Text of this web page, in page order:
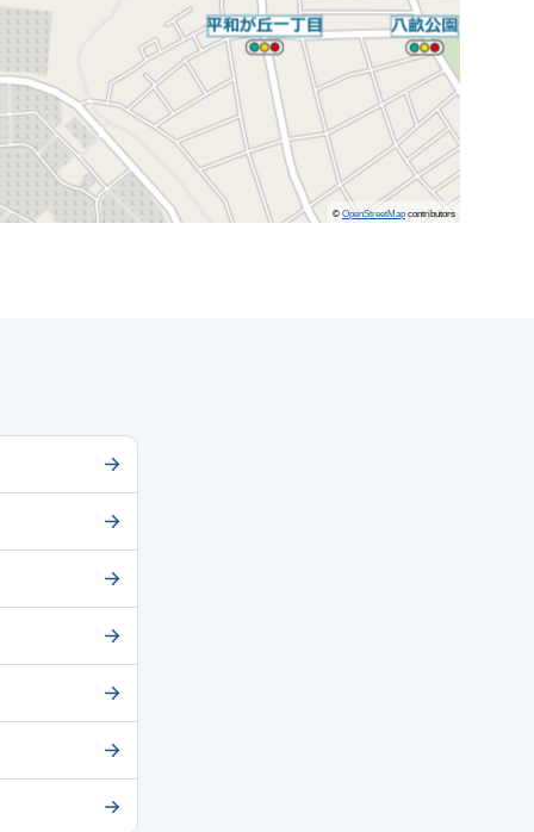
© OpenStreetMap contributors